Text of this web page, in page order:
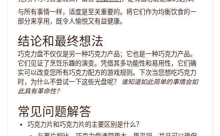
与所有事情一样，适度是至关重要的。将它们作为均衡饮食的一
部分来享用，既令人愉悦又有益健康。
结论和最终想法
巧克力盘不仅仅是另一种巧克力产品；它也是一种巧克力产品。
它们见证了烹饪乐趣的演变。凭借其多功能性和易用性，它们确
实可以改变您所有巧克力配方的游戏规则。下次当您想吃巧克力
时，为什么不尝试一下这些光盘呢？
谁知道如此简单的事情会如
此具有革命性？
常见问题解答
巧克力片和巧克力片的主要区别是什么？